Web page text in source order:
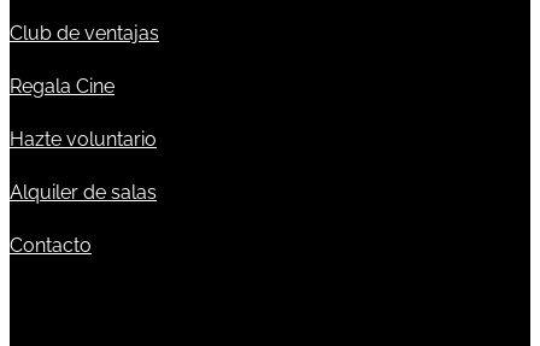
Club de ventajas
Regala Cine
Hazte voluntario
Alquiler de salas
Contacto